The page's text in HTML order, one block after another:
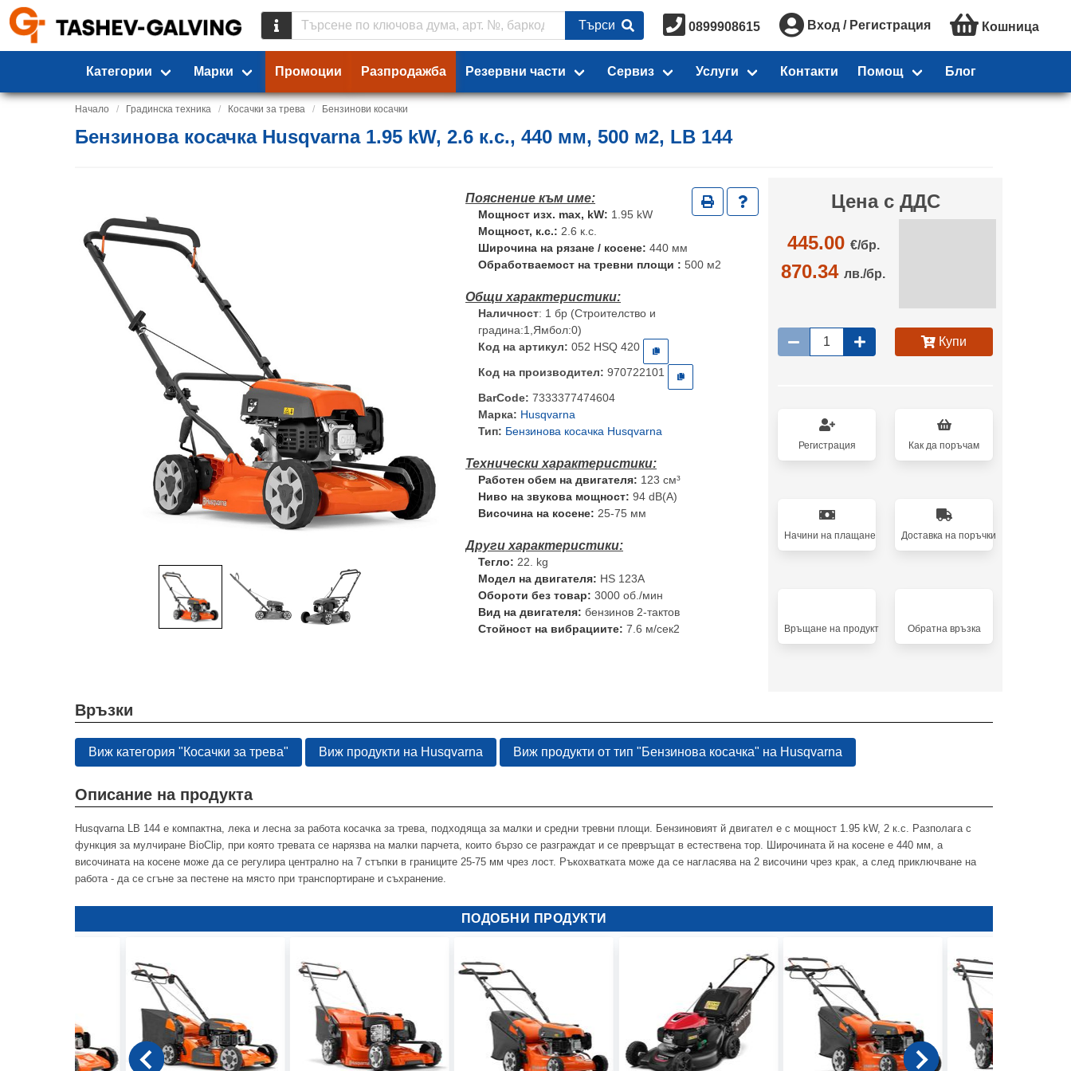
Търси 0899908615 Вход / Регистрация Кошница
Категории Марки Промоции Разпродажба Резервни части Сервиз Услуги Контакти Помощ Блог
Начало Градинска техника Косачки за трева Бензинови косачки
Бензинова косачка Husqvarna 1.95 kW, 2.6 к.с., 440 мм, 500 м2, LB 144
Мощност изх. max, kW: 1.95 kW
Мощност, к.с.: 2.6 к.с.
Широчина на рязане / косене: 440 мм
Обработваемост на тревни площи : 500 м2
Наличност: 1 бр (Строителство и
градина:1,Ямбол:0)
Код на артикул: 052 HSQ 420
Код на производител: 970722101
BarCode: 7333377474604
Марка: Husqvarna
Тип: Бензинова косачка Husqvarna
Работен обем на двигателя: 123 см³
Ниво на звукова мощност: 94 dB(A)
Височина на косене: 25-75 мм
Тегло: 22. kg
Модел на двигателя: HS 123A
Обороти без товар: 3000 об./мин
Вид на двигателя: бензинов 2-тактов
Стойност на вибрациите: 7.6 м/сек2
Цена с ДДС
445.00 €/бр.
870.34лв./бр.
Купи
Регистрация Как да поръчам
Начини на плащане Доставка на поръчки
Връщане на продукт Oбратна връзка
Връзки
Виж категория "Косачки за трева" Виж продукти на Husqvarna Виж продукти от тип "Бензинова косачка" на Husqvarna
Описание на продукта
Husqvarna LB 144 е компактна, лека и лесна за работа косачка за трева, подходяща за малки и средни тревни площи. Бензиновият й двигател е с мощност 1.95 kW, 2 к.с. Разполага с
функция за мулчиране BioClip, при която тревата се нарязва на малки парчета, които бързо се разграждат и се превръщат в естествена тор. Широчината й на косене е 440 мм, а
височината на косене може да се регулира централно на 7 стъпки в границите 25-75 мм чрез лост. Ръкохватката може да се нагласява на 2 височини чрез крак, а след приключване на
работа - да се сгъне за пестене на място при транспортиране и съхранение.
ПОДОБНИ ПРОДУКТИ